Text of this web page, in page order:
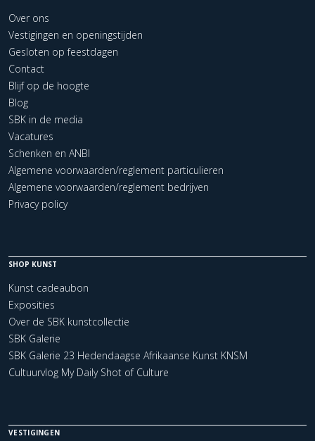
Over ons
Vestigingen en openingstijden
Gesloten op feestdagen
Contact
Blijf op de hoogte
Blog
SBK in de media
Vacatures
Schenken en ANBI
Algemene voorwaarden/reglement particulieren
Algemene voorwaarden/reglement bedrijven
Privacy policy
SHOP KUNST
Kunst cadeaubon
Exposities
Over de SBK kunstcollectie
SBK Galerie
SBK Galerie 23 Hedendaagse Afrikaanse Kunst KNSM
Cultuurvlog My Daily Shot of Culture
VESTIGINGEN